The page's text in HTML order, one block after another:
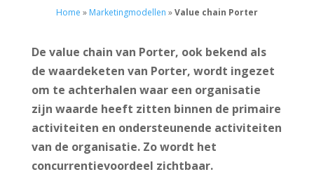
Home » Marketingmodellen »Value chain Porter
De value chain van Porter, ook bekend als
de waardeketen van Porter, wordt ingezet
om te achterhalen waar een organisatie
zijn waarde heeft zitten binnen de primaire
activiteiten en ondersteunende activiteiten
van de organisatie. Zo wordt het
concurrentievoordeel zichtbaar.